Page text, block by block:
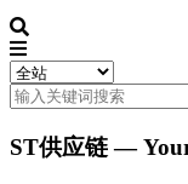
ST供应链 —